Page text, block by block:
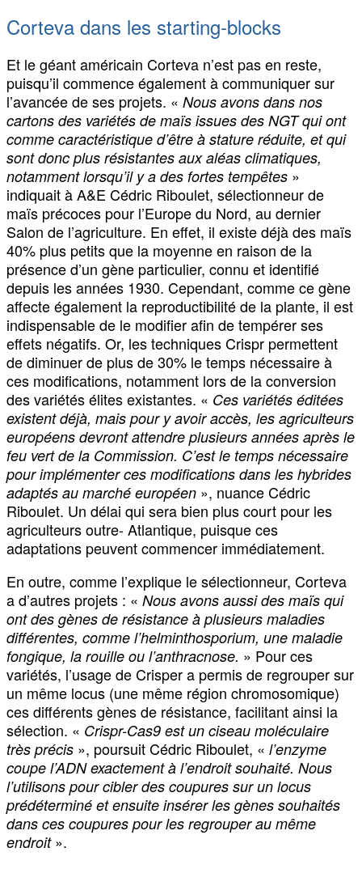
Corteva dans les starting-blocks
Et le géant américain Corteva n’est pas en reste,
puisqu’il commence également à communiquer sur
l’avancée de ses projets. « Nous avons dans nos
cartons des variétés de maïs issues des NGT qui ont
comme caractéristique d’être à stature réduite, et qui
sont donc plus résistantes aux aléas climatiques,
notamment lorsqu’il y a des fortes tempêtes »
indiquait à A&E Cédric Riboulet, sélectionneur de
maïs précoces pour l’Europe du Nord, au dernier
Salon de l’agriculture. En effet, il existe déjà des maïs
40% plus petits que la moyenne en raison de la
présence d’un gène particulier, connu et identifié
depuis les années 1930. Cependant, comme ce gène
affecte également la reproductibilité de la plante, il est
indispensable de le modifier afin de tempérer ses
effets négatifs. Or, les techniques Crispr permettent
de diminuer de plus de 30% le temps nécessaire à
ces modifications, notamment lors de la conversion
des variétés élites existantes. « Ces variétés éditées
existent déjà, mais pour y avoir accès, les agriculteurs
européens devront attendre plusieurs années après le
feu vert de la Commission. C’est le temps nécessaire
pour implémenter ces modifications dans les hybrides
adaptés au marché européen », nuance Cédric
Riboulet. Un délai qui sera bien plus court pour les
agriculteurs outre- Atlantique, puisque ces
adaptations peuvent commencer immédiatement.
En outre, comme l’explique le sélectionneur, Corteva
a d’autres projets : « Nous avons aussi des maïs qui
ont des gènes de résistance à plusieurs maladies
différentes, comme l’helminthosporium, une maladie
fongique, la rouille ou l’anthracnose. » Pour ces
variétés, l’usage de Crisper a permis de regrouper sur
un même locus (une même région chromosomique)
ces différents gènes de résistance, facilitant ainsi la
sélection. « Crispr-Cas9 est un ciseau moléculaire
très précis », poursuit Cédric Riboulet, « l’enzyme
coupe l’ADN exactement à l’endroit souhaité. Nous
l’utilisons pour cibler des coupures sur un locus
prédéterminé et ensuite insérer les gènes souhaités
dans ces coupures pour les regrouper au même
endroit».